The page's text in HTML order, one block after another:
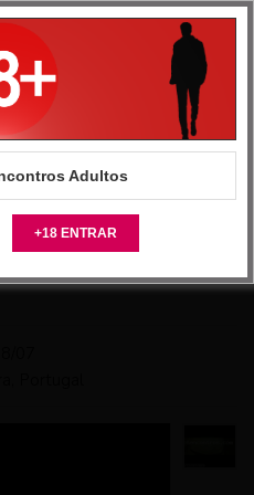
de encontros
Portugal
Casadas
Adultos
+18 ENTRAR